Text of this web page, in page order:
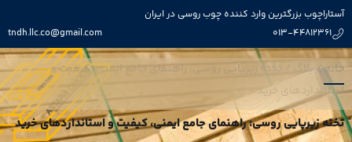
آستاراچوب بزرگترین وارد کننده چوب روسی در ایران
013-44812361
tndh.llc.co@gmail.com
خانه/ بلاگ / تخته زیرپایی روسی: راهنمای جامع ایمنی، کیفیت و
استانداردهای خرید
تخته زیرپایی روسی: راهنمای جامع ایمنی، کیفیت و استانداردهای خرید